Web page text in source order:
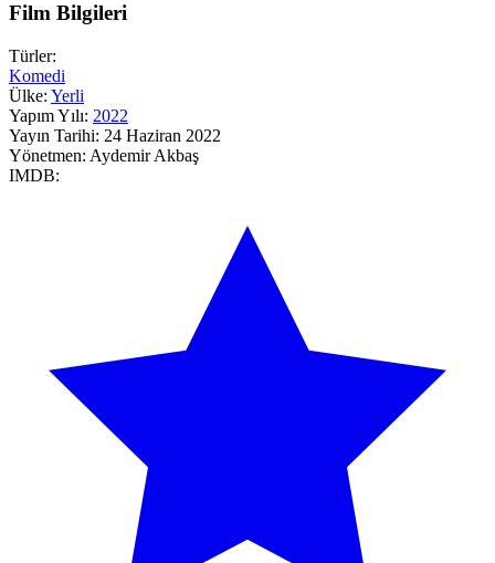
Film Bilgileri
Türler:
Komedi
Ülke: Yerli
Yapım Yılı: 2022
Yayın Tarihi: 24 Haziran 2022
Yönetmen: Aydemir Akbaş
IMDB: